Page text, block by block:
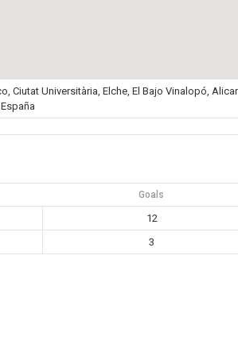
Ciutat Universitària, Elche, El Bajo Vinalopó,
Goals
12
3